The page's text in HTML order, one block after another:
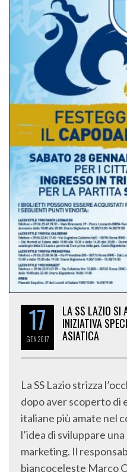
17
GEN2017
LA SS LAZIO SI
INIZIATIVA
ASIATICA
La SS Lazio strizza
dopo aver scoperto di
italiane più amate nel
l’idea di sviluppare
marketing. Il
biancoceleste Marco